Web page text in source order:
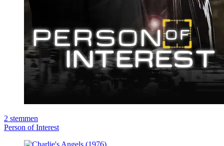
2 stemmen
Person of Interest